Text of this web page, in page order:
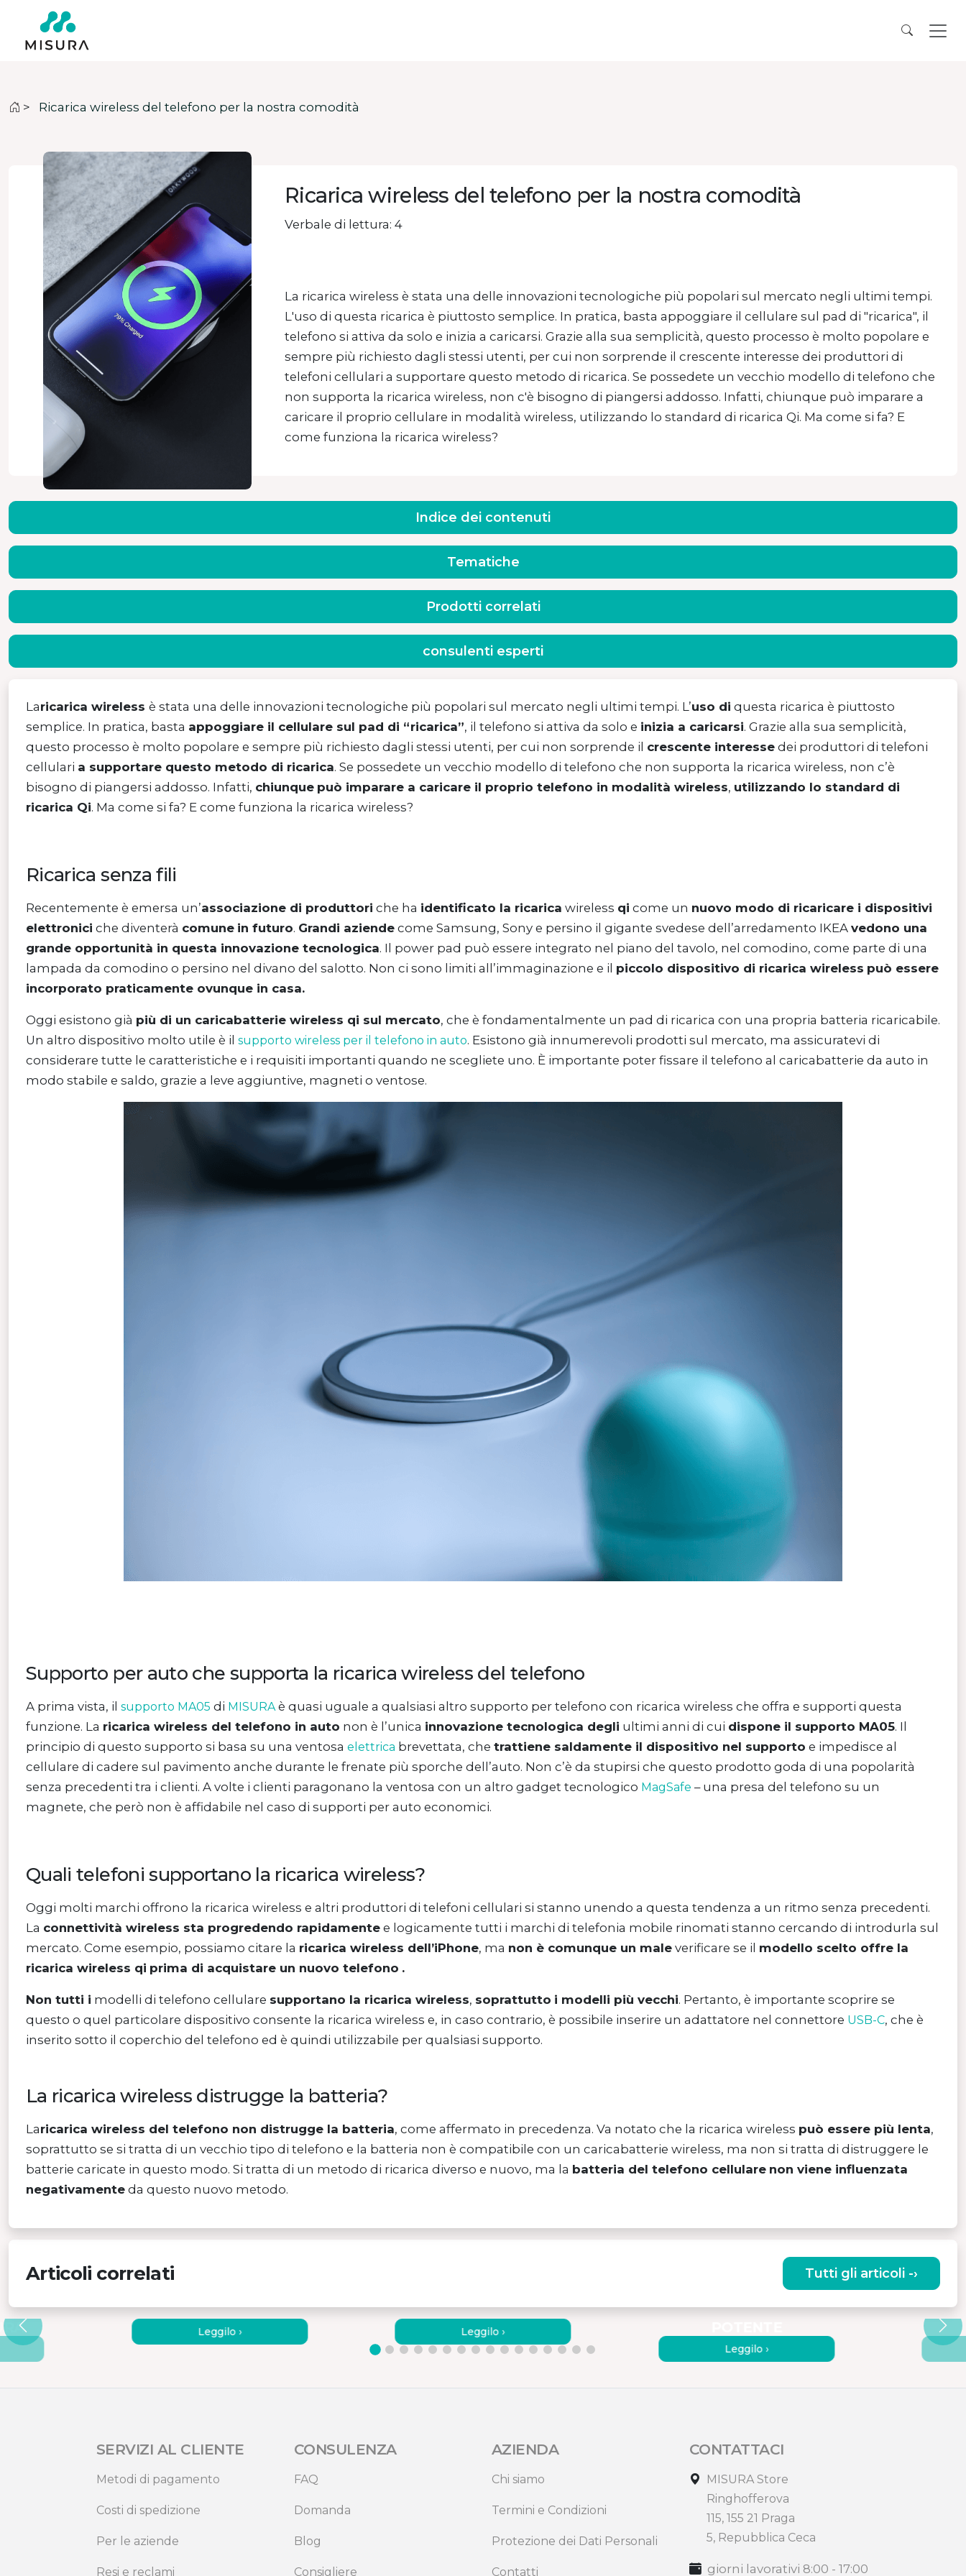
> Ricarica wireless del telefono per la nostra comodità
Ricarica wireless del telefono per la nostra comodità
Verbale di lettura: 4
La ricarica wireless è stata una delle innovazioni tecnologiche più popolari sul mercato negli ultimi tempi.
L'uso di questa ricarica è piuttosto semplice. In pratica, basta appoggiare il cellulare sul pad di "ricarica", il
telefono si attiva da solo e inizia a caricarsi. Grazie alla sua semplicità, questo processo è molto popolare e
sempre più richiesto dagli stessi utenti, per cui non sorprende il crescente interesse dei produttori di
telefoni cellulari a supportare questo metodo di ricarica. Se possedete un vecchio modello di telefono che
non supporta la ricarica wireless, non c'è bisogno di piangersi addosso. Infatti, chiunque può imparare a
caricare il proprio cellulare in modalità wireless, utilizzando lo standard di ricarica Qi. Ma come si fa? E
come funziona la ricarica wireless?
Laricarica wireless è stata una delle innovazioni tecnologiche più popolari sul mercato negli ultimi tempi. L’uso di questa ricarica è piuttosto
semplice. In pratica, basta appoggiare il cellulare sul pad di “ricarica”, il telefono si attiva da solo e inizia a caricarsi. Grazie alla sua semplicità,
questo processo è molto popolare e sempre più richiesto dagli stessi utenti, per cui non sorprende il crescente interesse dei produttori di telefoni
cellulari a supportare questo metodo di ricarica. Se possedete un vecchio modello di telefono che non supporta la ricarica wireless, non c’è
bisogno di piangersi addosso. Infatti, chiunque può imparare a caricare il proprio telefono in modalità wireless, utilizzando lo standard di
ricarica Qi. Ma come si fa? E come funziona la ricarica wireless?
Ricarica senza fili
Recentemente è emersa un’associazione di produttori che ha identificato la ricarica wireless qi come un nuovo modo di ricaricare i dispositivi
elettronici che diventerà comune in futuro. Grandi aziende come Samsung, Sony e persino il gigante svedese dell’arredamento IKEA vedono una
grande opportunità in questa innovazione tecnologica. Il power pad può essere integrato nel piano del tavolo, nel comodino, come parte di una
lampada da comodino o persino nel divano del salotto. Non ci sono limiti all’immaginazione e il piccolo dispositivo di ricarica wireless può essere
incorporato praticamente ovunque in casa.
Oggi esistono già più di un caricabatterie wireless qi sul mercato, che è fondamentalmente un pad di ricarica con una propria batteria ricaricabile.
Un altro dispositivo molto utile è il supporto wireless per il telefono in auto. Esistono già innumerevoli prodotti sul mercato, ma assicuratevi di
considerare tutte le caratteristiche e i requisiti importanti quando ne scegliete uno. È importante poter fissare il telefono al caricabatterie da auto in
modo stabile e saldo, grazie a leve aggiuntive, magneti o ventose.
Supporto per auto che supporta la ricarica wireless del telefono
A prima vista, il supporto MA05 di MISURAè quasi uguale a qualsiasi altro supporto per telefono con ricarica wireless che offra e supporti questa
funzione. La ricarica wireless del telefono in auto non è l’unica innovazione tecnologica degli ultimi anni di cui dispone il supporto MA05. Il
principio di questo supporto si basa su una ventosa elettrica brevettata, che trattiene saldamente il dispositivo nel supporto e impedisce al
cellulare di cadere sul pavimento anche durante le frenate più sporche dell’auto. Non c’è da stupirsi che questo prodotto goda di una popolarità
senza precedenti tra i clienti. A volte i clienti paragonano la ventosa con un altro gadget tecnologico MagSafe – una presa del telefono su un
magnete, che però non è affidabile nel caso di supporti per auto economici.
Quali telefoni supportano la ricarica wireless?
Oggi molti marchi offrono la ricarica wireless e altri produttori di telefoni cellulari si stanno unendo a questa tendenza a un ritmo senza precedenti.
La connettività wireless sta progredendo rapidamente e logicamente tutti i marchi di telefonia mobile rinomati stanno cercando di introdurla sul
mercato. Come esempio, possiamo citare la ricarica wireless dell’iPhone, ma non è comunque un male verificare se il modello scelto offre la
ricarica wireless qi prima di acquistare un nuovo telefono .
Non tutti i modelli di telefono cellulare supportano la ricarica wireless, soprattutto i modelli più vecchi. Pertanto, è importante scoprire se
questo o quel particolare dispositivo consente la ricarica wireless e, in caso contrario, è possibile inserire un adattatore nel connettore USB-C, che è
inserito sotto il coperchio del telefono ed è quindi utilizzabile per qualsiasi supporto.
La ricarica wireless distrugge la batteria?
Laricarica wireless del telefono non distrugge la batteria, come affermato in precedenza. Va notato che la ricarica wireless può essere più lenta,
soprattutto se si tratta di un vecchio tipo di telefono e la batteria non è compatibile con un caricabatterie wireless, ma non si tratta di distruggere le
batterie caricate in questo modo. Si tratta di un metodo di ricarica diverso e nuovo, ma la batteria del telefono cellulare non viene influenzata
negativamente da questo nuovo metodo.
Indice dei contenuti
Tematiche
Prodotti correlati
consulenti esperti
Articoli correlati Tutti gli articoli -›
AUTO A
ASPIRAPOLVERE PER AUTO
Leggilo ›
PER LA CASA PORTATILE
Leggilo ›
ASPIRATORE PER AUTO A
BATTERIA PICCOLO E
Leggilo ›
DEI
SERVIZI AL CLIENTE
Metodi di pagamento
Costi di spedizione
Per le aziende
Resi e reclami
CONSULENZA
FAQ
Domanda
Blog
Consigliere
AZIENDA
Chi siamo
Termini e Condizioni
Protezione dei Dati Personali
Contatti
CONTATTACI
MISURA Store
Ringhofferova
115, 155 21 Praga
5, Repubblica Ceca
giorni lavorativi 8:00 - 17:00